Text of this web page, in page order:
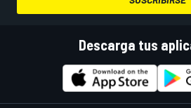
Descarga tus